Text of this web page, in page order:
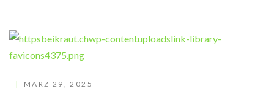
MÄRZ 29, 2025